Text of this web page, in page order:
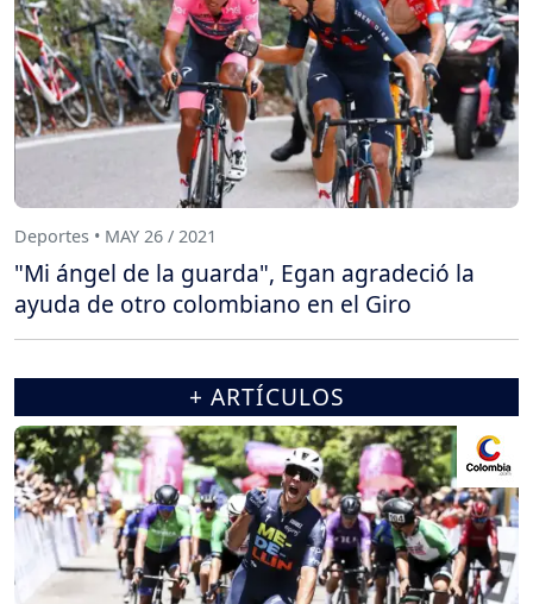
Deportes • MAY 26 / 2021
"Mi ángel de la guarda", Egan agradeció la
ayuda de otro colombiano en el Giro
+ ARTÍCULOS